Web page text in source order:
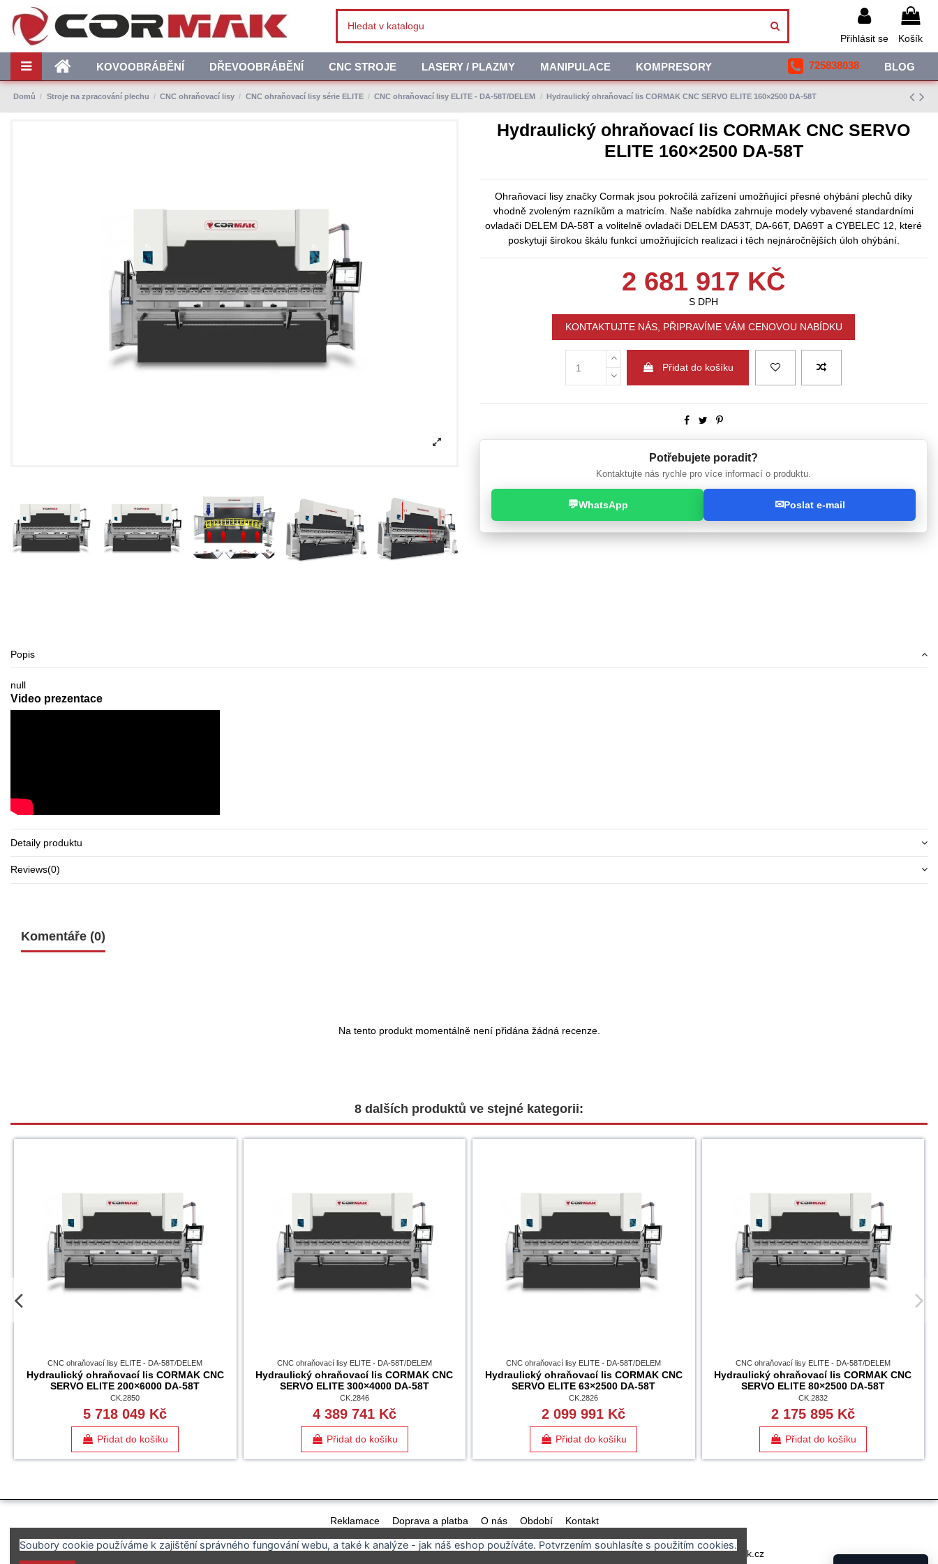
Přihlásit se Košík
KOVOOBRÁBĚNÍ DŘEVOOBRÁBĚNÍ CNC STROJE LASERY / PLAZMY MANIPULACE KOMPRESORY BLOG
725838038
Domů Stroje na zpracování plechu CNC ohraňovací lisy CNC ohraňovací lisy série ELITE CNC ohraňovací lisy ELITE - DA-58T/DELEM Hydraulický ohraňovací lis CORMAK CNC SERVO ELITE 160×2500 DA-58T
Hydraulický ohraňovací lis CORMAK CNC SERVO
ELITE 160×2500 DA-58T
Ohraňovací lisy značky Cormak jsou pokročilá zařízení umožňující přesné ohýbání plechů díky
vhodně zvoleným razníkům a matricím. Naše nabídka zahrnuje modely vybavené standardními
ovladači DELEM DA-58T a volitelně ovladači DELEM DA53T, DA-66T, DA69T a CYBELEC 12, které
poskytují širokou škálu funkcí umožňujících realizaci i těch nejnáročnějších úloh ohýbání.
2 681 917 KČ
S DPH
KONTAKTUJTE NÁS, PŘIPRAVÍME VÁM CENOVOU NABÍDKU
Přidat do košíku
Potřebujete poradit?
Kontaktujte nás rychle pro více informací o produktu.
💬WhatsApp ✉Poslat e-mail
Popis
null
Video prezentace
Detaily produktu
Reviews(0)
Komentáře (0)
Na tento produkt momentálně není přidána žádná recenze.
8 dalších produktů ve stejné kategorii:
CNC ohraňovací lisy ELITE - DA-58T/DELEM
Hydraulický ohraňovací lis CORMAK CNC
SERVO ELITE 200×6000 DA-58T
CK.2850
5 718 049 Kč
Přidat do košíku
CNC ohraňovací lisy ELITE - DA-58T/DELEM
Hydraulický ohraňovací lis CORMAK CNC
SERVO ELITE 300×4000 DA-58T
CK.2846
4 389 741 Kč
Přidat do košíku
CNC ohraňovací lisy ELITE - DA-58T/DELEM
Hydraulický ohraňovací lis CORMAK CNC
SERVO ELITE 63×2500 DA-58T
CK.2826
2 099 991 Kč
Přidat do košíku
CNC ohraňovací lisy ELITE - DA-58T/DELEM
Hydraulický ohraňovací lis CORMAK CNC
SERVO ELITE 80×2500 DA-58T
CK.2832
2 175 895 Kč
Přidat do košíku
Reklamace Doprava a platba O nás Období Kontakt
SERVICE-SOLUTION s.r.o Nový Dvůr 58, Podhořany u Ronova, ČESKÁ REPUBLIKA +420 725 838 038 eshop@cormak.cz
Soubory cookie používáme k zajištění správného fungování webu, a také k analýze - jak náš eshop používáte. Potvrzením souhlasíte s použitím cookies.